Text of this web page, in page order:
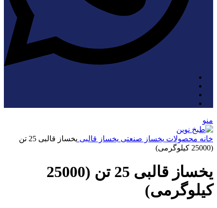
منو
خانه محصولات یخساز صنعتی یخساز قالبی
یخساز قالبی 25 تن
(25000 کیلوگرمی)
یخساز قالبی 25 تن (25000
کیلوگرمی)